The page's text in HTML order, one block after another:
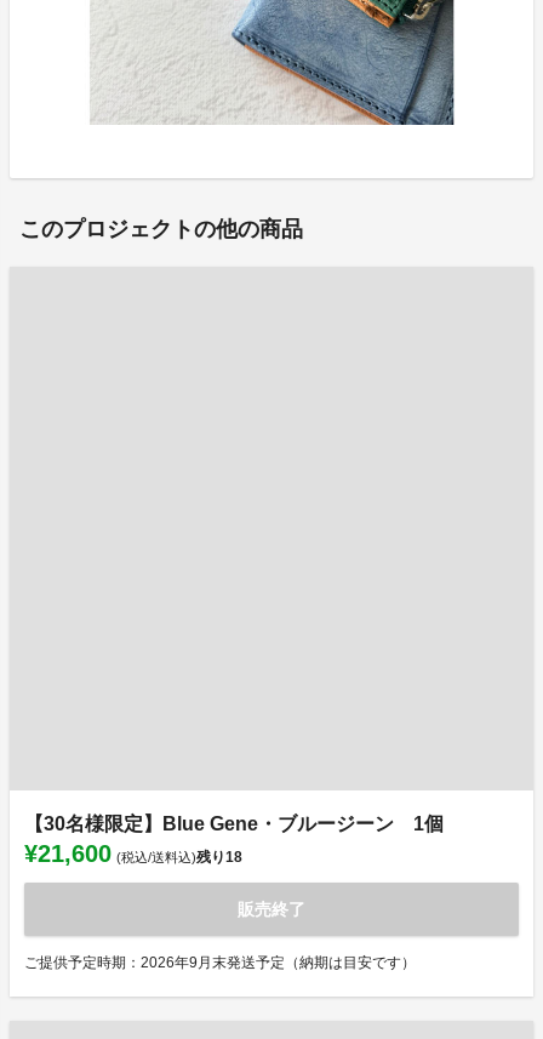
このプロジェクトの他の商品
【30名様限定】Blue Gene・ブルージーン 1個
¥21,600 (税込/送料込)残り18
販売終了
ご提供予定時期：2026年9月末発送予定（納期は目安です）